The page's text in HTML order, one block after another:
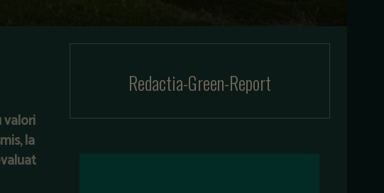
valori
la
Redactia-Green-Report